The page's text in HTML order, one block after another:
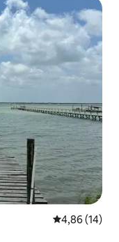
5 üzerinden
4,86 (14)